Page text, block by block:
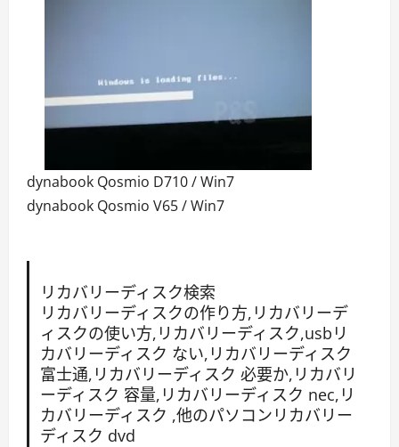
dynabook Qosmio D710 / Win7
dynabook Qosmio V65 / Win7
リカバリーディスク検索
リカバリーディスクの作り方,リカバリーデ
ィスクの使い方,リカバリーディスク,usbリ
カバリーディスク ない,リカバリーディスク
富士通,リカバリーディスク 必要か,リカバリ
ーディスク 容量,リカバリーディスク nec,リ
カバリーディスク ,他のパソコンリカバリー
ディスク dvd